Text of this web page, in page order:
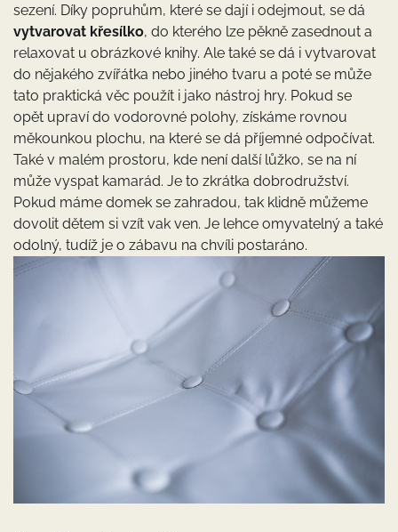
sezení. Díky popruhům, které se dají i odejmout, se dá
vytvarovat křesílko, do kterého lze pěkně zasednout a
relaxovat u obrázkové knihy. Ale také se dá i vytvarovat
do nějakého zvířátka nebo jiného tvaru a poté se může
tato praktická věc použít i jako nástroj hry. Pokud se
opět upraví do vodorovné polohy, získáme rovnou
měkounkou plochu, na které se dá příjemné odpočívat.
Také v malém prostoru, kde není další lůžko, se na ní
může vyspat kamarád. Je to zkrátka dobrodružství.
Pokud máme domek se zahradou, tak klidně můžeme
dovolit dětem si vzít vak ven. Je lehce omyvatelný a také
odolný, tudíž je o zábavu na chvíli postaráno.